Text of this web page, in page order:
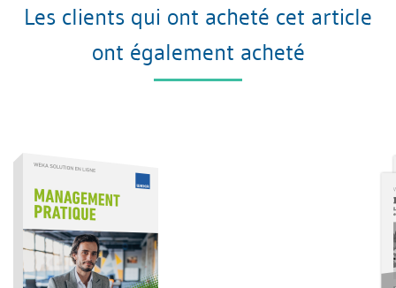
Les clients qui ont acheté cet article
ont également acheté